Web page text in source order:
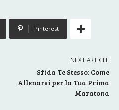
Pinterest
NEXT ARTICLE
Sfida Te Stesso: Come
Allenarsi per la Tua Prima
Maratona